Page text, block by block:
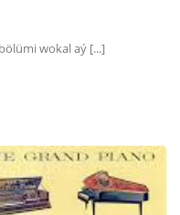
wokal aý [...]